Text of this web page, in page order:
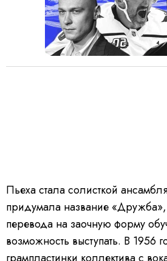
Пьеха стала солисткой
придумала название
перевода на заочную форму
возможность выступать. В 1956